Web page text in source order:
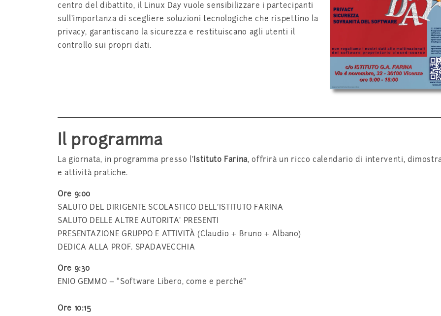
centro del dibattito, il Linux Day vuole sensibilizzare i partecipanti
sull’importanza di scegliere soluzioni tecnologiche che rispettino la
privacy, garantiscano la sicurezza e restituiscano agli utenti il
controllo sui propri dati.
Il programma
La giornata, in programma presso l’Istituto Farina, offrirà un ricco calendario di interventi,
e attività pratiche.
Ore 9:00
SALUTO DEL DIRIGENTE SCOLASTICO DELL’ISTITUTO FARINA
SALUTO DELLE ALTRE AUTORITA’ PRESENTI
PRESENTAZIONE GRUPPO E ATTIVITÀ (Claudio + Bruno + Albano)
DEDICA ALLA PROF. SPADAVECCHIA
Ore 9:30
ENIO GEMMO – “Software Libero, come e perché”
Ore 10:15